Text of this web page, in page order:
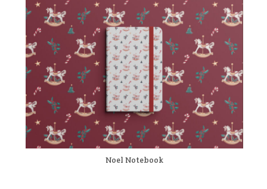
Noel Notebook